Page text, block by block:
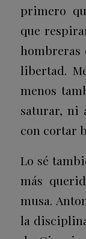
primero
que
hombreras
libertad.
menos
saturar, ni
con cortar
Lo sé
más
musa.
la